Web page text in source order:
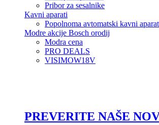
Pribor za sesalnike
Kavni aparati
Popolnoma avtomatski kavni
Modre akcije Bosch orodij
Modra cena
PRO DEALS
VISIMOW18V
PREVERITE NAŠE